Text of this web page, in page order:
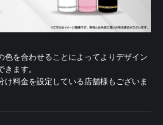
色を合わせることによってよりデザイン
ます。
け料金を設定している店舗様もございま